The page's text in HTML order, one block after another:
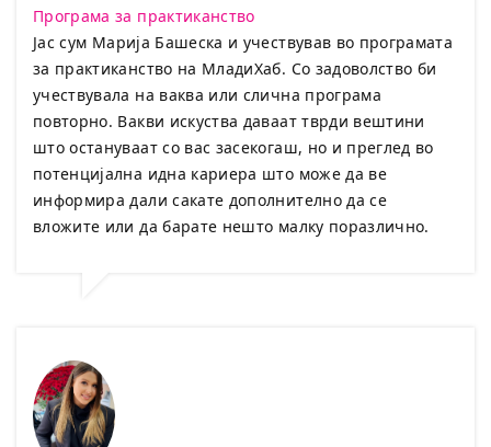
Програма за практиканство
Јас сум Марија Башеска и учествував во програмата
за практиканство на МладиХаб. Со задоволство би
учествувала на ваква или слична програма
повторно. Вакви искуства даваат тврди вештини
што остануваат со вас засекогаш, но и преглед во
потенцијална идна кариера што може да ве
информира дали сакате дополнително да се
вложите или да барате нешто малку поразлично.